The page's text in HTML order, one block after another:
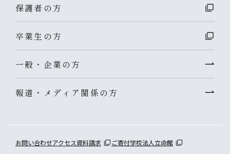
保護者の方
卒業生の方
一般・企業の方
報道・メディア関係の方
お問い合わせアクセス資料請求 ご寄付学校法人立命館